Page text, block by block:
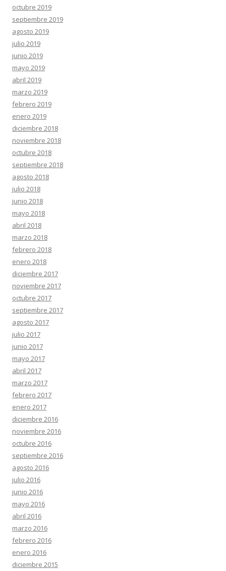
octubre 2019
septiembre 2019
agosto 2019
julio 2019
junio 2019
mayo 2019
abril 2019
marzo 2019
febrero 2019
enero 2019
diciembre 2018
noviembre 2018
octubre 2018
septiembre 2018
agosto 2018
julio 2018
junio 2018
mayo 2018
abril 2018
marzo 2018
febrero 2018
enero 2018
diciembre 2017
noviembre 2017
octubre 2017
septiembre 2017
agosto 2017
julio 2017
junio 2017
mayo 2017
abril 2017
marzo 2017
febrero 2017
enero 2017
diciembre 2016
noviembre 2016
octubre 2016
septiembre 2016
agosto 2016
julio 2016
junio 2016
mayo 2016
abril 2016
marzo 2016
febrero 2016
enero 2016
diciembre 2015